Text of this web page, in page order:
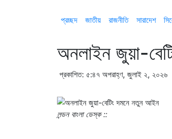
প্রচ্ছদ জাতীয় রাজনীতি সারাদেশ
অনলাইন জুয়া-
প্রকাশিত: ৫:৪৭ অপরাহ্ণ, জুলাই ২, ২০২৬
লন্ডন বাংলা ডেস্ক ::